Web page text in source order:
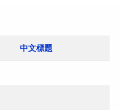
中文標題